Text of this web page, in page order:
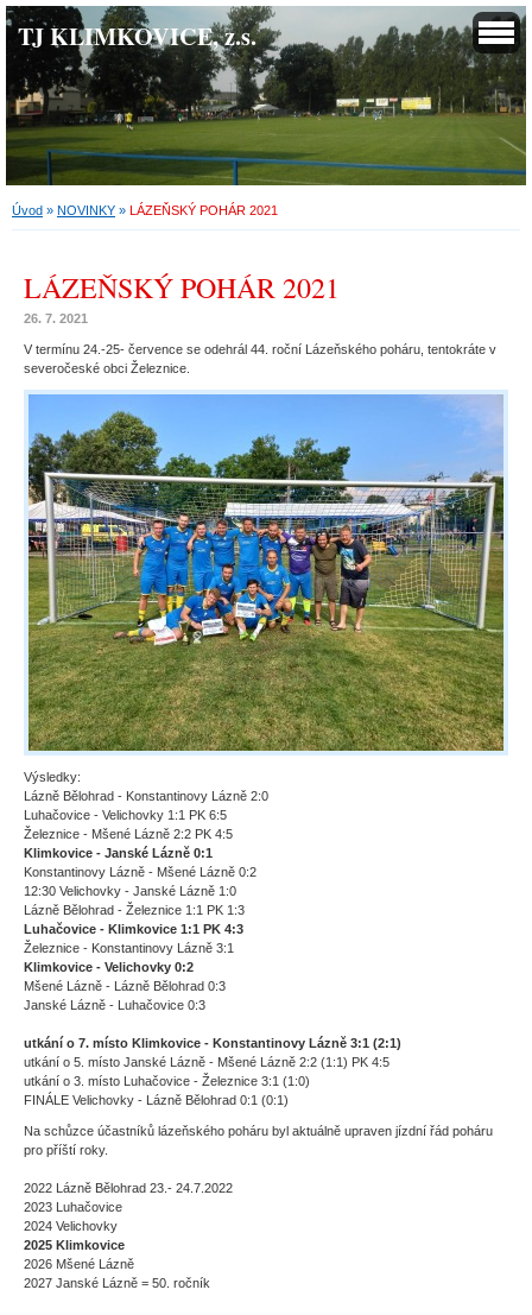
TJ KLIMKOVICE, z.s.
Úvod » NOVINKY » LÁZEŇSKÝ POHÁR 2021
LÁZEŇSKÝ POHÁR 2021
26. 7. 2021
V termínu 24.-25- července se odehrál 44. roční Lázeňského poháru, tentokráte v
severočeské obci Železnice.
Výsledky:
Lázně Bělohrad - Konstantinovy Lázně 2:0
Luhačovice - Velichovky 1:1 PK 6:5
Železnice - Mšené Lázně 2:2 PK 4:5
Klimkovice - Janské Lázně 0:1
Konstantinovy Lázně - Mšené Lázně 0:2
12:30 Velichovky - Janské Lázně 1:0
Lázně Bělohrad - Železnice 1:1 PK 1:3
Luhačovice - Klimkovice 1:1 PK 4:3
Železnice - Konstantinovy Lázně 3:1
Klimkovice - Velichovky 0:2
Mšené Lázně - Lázně Bělohrad 0:3
Janské Lázně - Luhačovice 0:3
utkání o 7. místo Klimkovice - Konstantinovy Lázně 3:1 (2:1)
utkání o 5. místo Janské Lázně - Mšené Lázně 2:2 (1:1) PK 4:5
utkání o 3. místo Luhačovice - Železnice 3:1 (1:0)
FINÁLE Velichovky - Lázně Bělohrad 0:1 (0:1)
Na schůzce účastníků lázeňského poháru byl aktuálně upraven jízdní řád poháru
pro příští roky.
2022 Lázně Bělohrad 23.- 24.7.2022
2023 Luhačovice
2024 Velichovky
2025 Klimkovice
2026 Mšené Lázně
2027 Janské Lázně = 50. ročník